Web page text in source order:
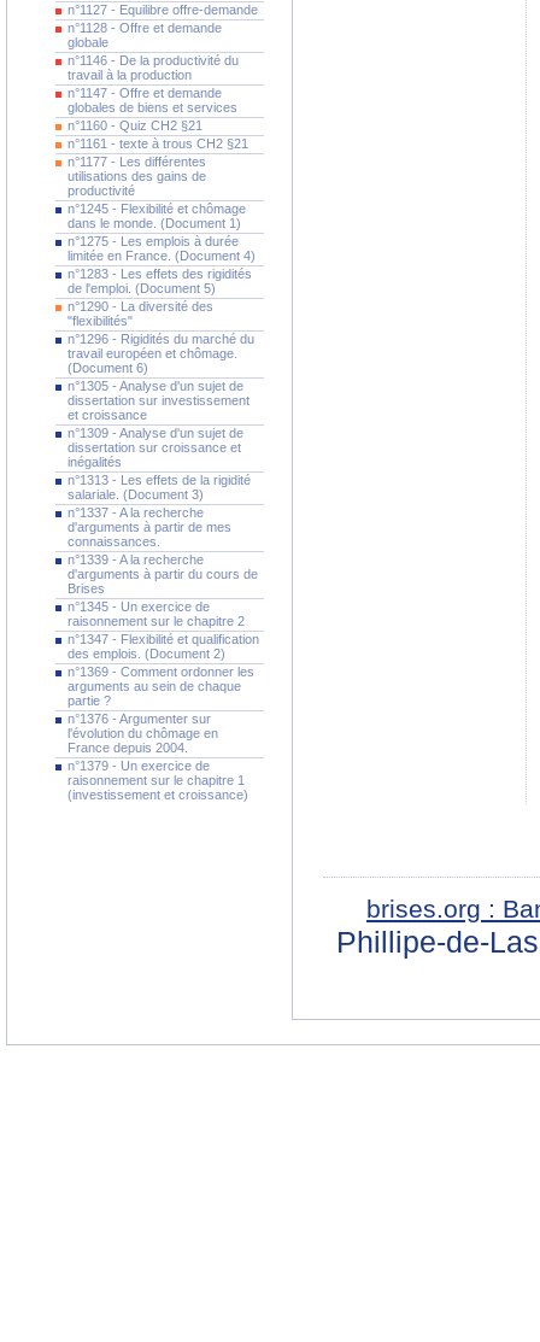
n°1127 - Equilibre offre-demande
n°1128 - Offre et demande
globale
n°1146 - De la productivité du
travail à la production
n°1147 - Offre et demande
globales de biens et services
n°1160 - Quiz CH2 §21
n°1161 - texte à trous CH2 §21
n°1177 - Les différentes
utilisations des gains de
productivité
n°1245 - Flexibilité et chômage
dans le monde. (Document 1)
n°1275 - Les emplois à durée
limitée en France. (Document 4)
n°1283 - Les effets des rigidités
de l'emploi. (Document 5)
n°1290 - La diversité des
"flexibilités"
n°1296 - Rigidités du marché du
travail européen et chômage.
(Document 6)
n°1305 - Analyse d'un sujet de
dissertation sur investissement
et croissance
n°1309 - Analyse d'un sujet de
dissertation sur croissance et
inégalités
n°1313 - Les effets de la rigidité
salariale. (Document 3)
n°1337 - A la recherche
d'arguments à partir de mes
connaissances.
n°1339 - A la recherche
d'arguments à partir du cours de
Brises
n°1345 - Un exercice de
raisonnement sur le chapitre 2
n°1347 - Flexibilité et qualification
des emplois. (Document 2)
n°1369 - Comment ordonner les
arguments au sein de chaque
partie ?
n°1376 - Argumenter sur
l'évolution du chômage en
France depuis 2004.
n°1379 - Un exercice de
raisonnement sur le chapitre 1
(investissement et croissance)
brises.org :
Phillipe-de-